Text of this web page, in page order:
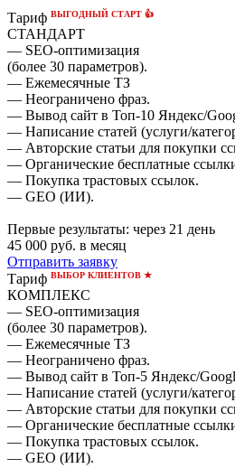
Тариф ВЫГОДНЫЙ СТАРТ 👍
СТАНДАРТ
— SEO-оптимизация
(более 30 параметров).
— Ежемесячные ТЗ
— Неограничено фраз.
— Вывод сайт в Топ-10 Яндекс/
— Написание статей (услуги/
— Авторские статьи для покупки
— Органические бесплатные
— Покупка трастовых ссылок.
— GEO (ИИ).
Первые результаты: через 21 день
45 000 руб. в месяц
Отправить заявку
Тариф ВЫБОР КЛИЕНТОВ ★
КОМПЛЕКС
— SEO-оптимизация
(более 30 параметров).
— Ежемесячные ТЗ
— Неограничено фраз.
— Вывод сайт в Топ-5 Яндекс/
— Написание статей (услуги/
— Авторские статьи для покупки
— Органические бесплатные
— Покупка трастовых ссылок.
— GEO (ИИ).